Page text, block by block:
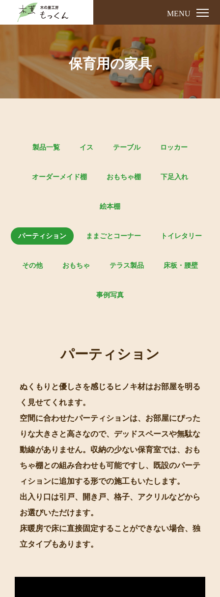
MENU
保育用の家具
製品一覧 イス テーブル ロッカー
オーダーメイド棚 おもちゃ棚 下足入れ
絵本棚
パーティション ままごとコーナー トイレタリー
その他 おもちゃ テラス製品 床板・腰壁
事例写真
パーティション
ぬくもりと優しさを感じるヒノキ材はお部屋を明る
く見せてくれます。
空間に合わせたパーティションは、お部屋にぴった
りな大きさと高さなので、デッドスペースや無駄な
動線がありません。収納の少ない保育室では、おも
ちゃ棚との組み合わせも可能ですし、既設のパーテ
ィションに追加する形での施工もいたします。
出入り口は引戸、開き戸、格子、アクリルなどから
お選びいただけます。
床暖房で床に直接固定することができない場合、独
立タイプもあります。